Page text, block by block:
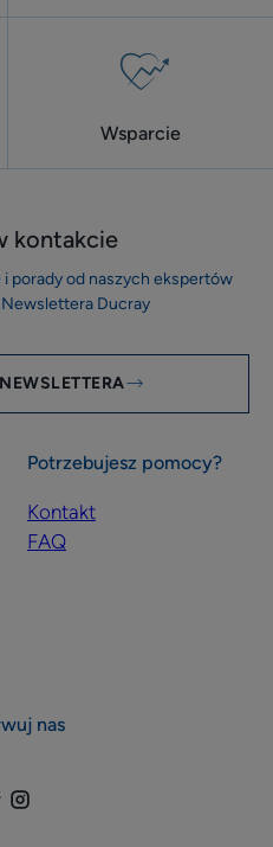
Wsparcie
kontakcie
porady od naszych ekspertów
Ducray
Potrzebujesz pomocy?
Kontakt
FAQ
nas